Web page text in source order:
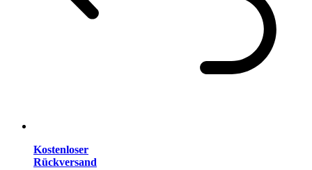
Kostenloser
Rückversand